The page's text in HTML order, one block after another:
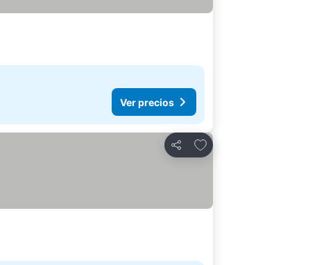
Ver precios
Compartir
Añadir a favoritos